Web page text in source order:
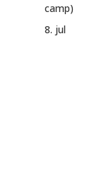
camp)
8. jul